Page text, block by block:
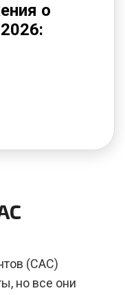
о
(CAC)
но все они